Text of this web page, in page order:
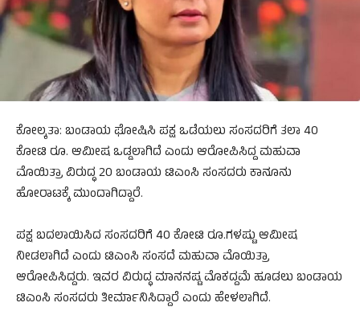
ಕೋಲ್ಕತಾ: ಬಂಡಾಯ ಘೋಷಿಸಿ ಪಕ್ಷ ಒಡೆಯಲು ಸಂಸದರಿಗೆ ತಲಾ 40
ಕೋಟಿ ರೂ. ಆಮೀಷ ಒಡ್ಡಲಾಗಿದೆ ಎಂದು ಆರೋಪಿಸಿದ್ದ ಮಹುವಾ
ಮೊಯಿತ್ರಾ ವಿರುದ್ಧ 20 ಬಂಡಾಯ ಟಿಎಂಸಿ ಸಂಸದರು ಕಾನೂನು
ಹೋರಾಟಕ್ಕೆ ಮುಂದಾಗಿದ್ದಾರೆ.
ಪಕ್ಷ ಬದಲಾಯಿಸಿದ ಸಂಸದರಿಗೆ 40 ಕೋಟಿ ರೂ.ಗಳಷ್ಟು ಆಮೀಷ
ನೀಡಲಾಗಿದೆ ಎಂದು ಟಿಎಂಸಿ ಸಂಸದೆ ಮಹುವಾ ಮೊಯಿತ್ರಾ
ಆರೋಪಿಸಿದ್ದರು. ಇವರ ವಿರುದ್ಧ ಮಾನನಷ್ಟ ಮೊಕದ್ದಮೆ ಹೂಡಲು ಬಂಡಾಯ
ಟಿಎಂಸಿ ಸಂಸದರು ತೀರ್ಮಾನಿಸಿದ್ದಾರೆ ಎಂದು ಹೇಳಲಾಗಿದೆ.